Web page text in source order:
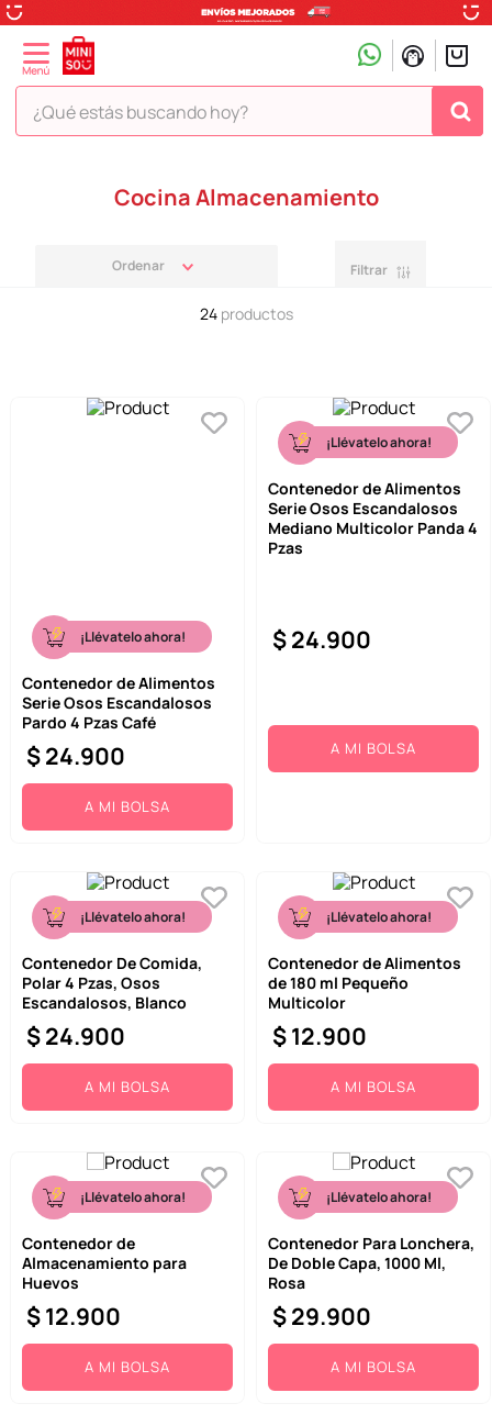
¿Qué estás buscando hoy?
Cocina Almacenamiento
Filtrar
24 productos
¡Llévatelo ahora!
Contenedor de Alimentos
Serie Osos Escandalosos
Pardo 4 Pzas Café
$24.900
A MI BOLSA
¡Llévatelo ahora!
Contenedor de Alimentos
Serie Osos Escandalosos
Mediano Multicolor Panda 4
Pzas
$24.900
A MI BOLSA
¡Llévatelo ahora!
Contenedor De Comida,
Polar 4 Pzas, Osos
Escandalosos, Blanco
$24.900
A MI BOLSA
¡Llévatelo ahora!
Contenedor de Alimentos
de 180 ml Pequeño
Multicolor
$12.900
A MI BOLSA
¡Llévatelo ahora!
Contenedor de
Almacenamiento para
Huevos
$12.900
A MI BOLSA
¡Llévatelo ahora!
Contenedor Para Lonchera,
De Doble Capa, 1000 Ml,
Rosa
$29.900
A MI BOLSA
disney